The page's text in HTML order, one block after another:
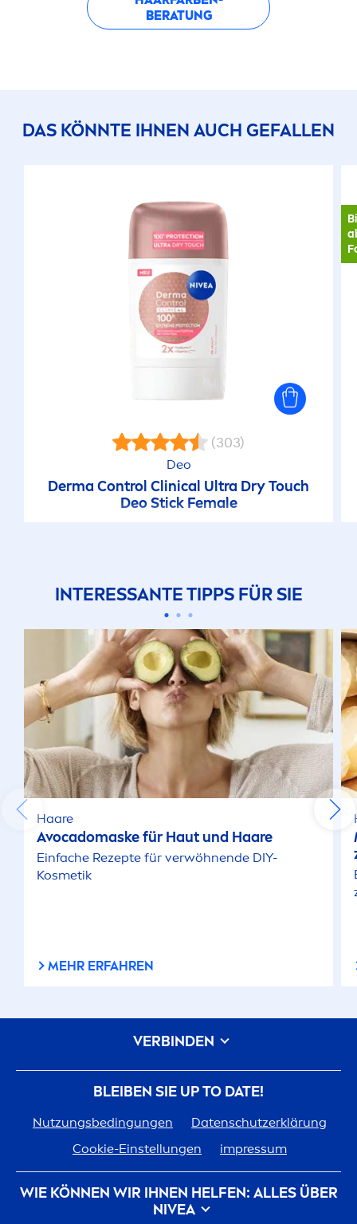
BERATUNG
DAS KÖNNTE IHNEN AUCH GEFALLEN
(303)
Deo
Derma Control Clinical Ultra Dry Touch
Deo Stick Female
INTERESSANTE TIPPS FÜR SIE
Haare
Avocadomaske für Haut und Haare
Einfache Rezepte für verwöhnende DIY-
Kosmetik
MEHR ERFAHREN
BLEIBEN SIE UP TO DATE!
Nutzungsbedingungen
Datenschutzerklärung
Cookie-Einstellungen
impressum
WIE KÖNNEN WIR IHNEN HELFEN: ALLES ÜBER
NIVEA
VERBINDEN